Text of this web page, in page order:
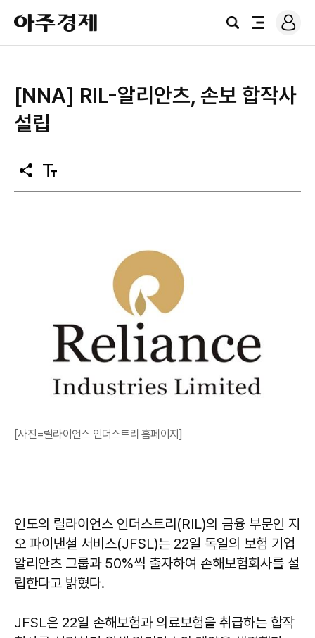
아
주
경
검
전
로
그
[NNA] RIL-알리안츠, 손보 합작사
설립
공
유
텍
스
[사진=릴라이언스 인더스트리 홈페이지]
인도의 릴라이언스 인더스트리(RIL)의 금융 부문인 지
오 파이낸셜 서비스(JFSL)는 22일 독일의 보험 기업
알리안츠 그룹과 50%씩 출자하여 손해보험회사를 설
립한다고 밝혔다.
JFSL은 22일 손해보험과 의료보험을 취급하는 합작